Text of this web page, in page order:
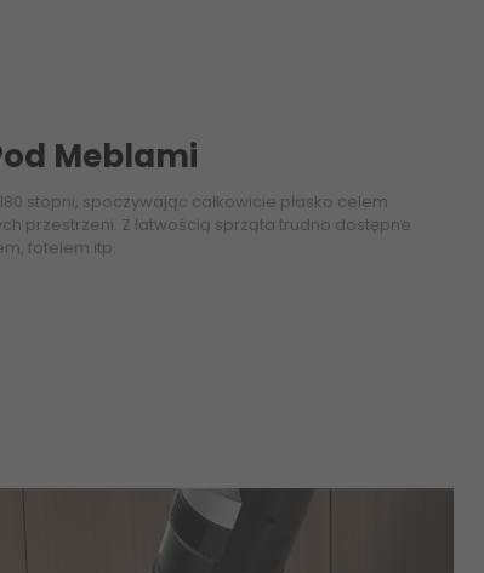
Meblami
stopni, spoczywając całkowicie płasko celem
przestrzeni. Z łatwością sprząta trudno dostępne
fotelem itp.